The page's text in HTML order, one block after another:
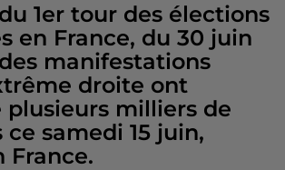
1er tour des élections
en France, du 30 juin
manifestations
droite ont
plusieurs milliers de
ce samedi 15 juin,
France.